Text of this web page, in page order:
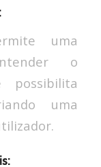
uma
o
possibilita
uma